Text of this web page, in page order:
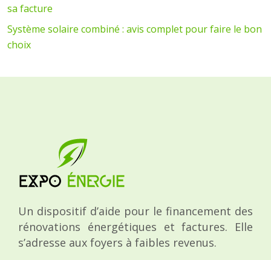
sa facture
Système solaire combiné : avis complet pour faire le bon
choix
Un dispositif d’aide pour le financement des
rénovations énergétiques et factures. Elle
s’adresse aux foyers à faibles revenus.